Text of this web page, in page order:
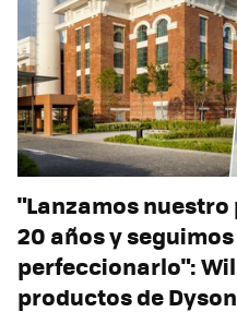
"Lanzamos
20 años y
perfeccionarlo":
productos de Dyson